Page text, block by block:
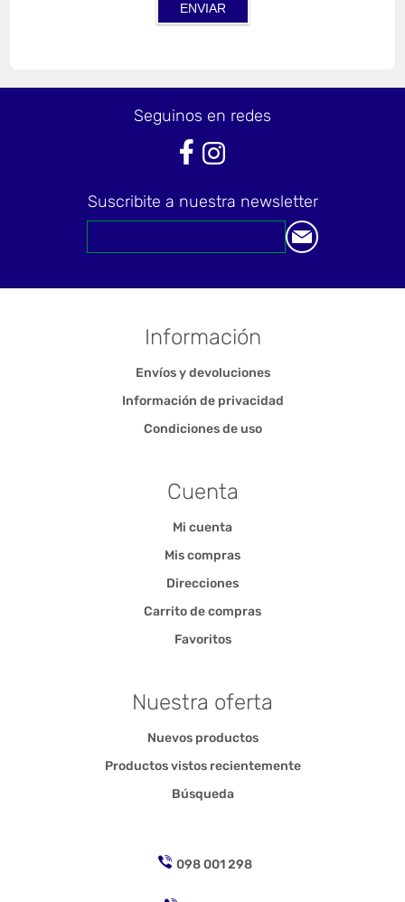
Seguinos en redes
Suscribite a nuestra newsletter
Información
Envíos y devoluciones
Información de privacidad
Condiciones de uso
Cuenta
Mi cuenta
Mis compras
Direcciones
Carrito de compras
Favoritos
Nuestra oferta
Nuevos productos
Productos vistos recientemente
Búsqueda
098 001 298